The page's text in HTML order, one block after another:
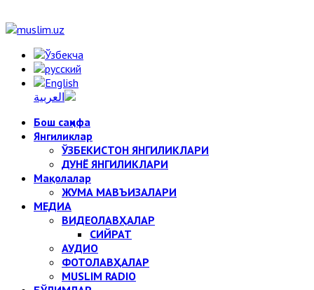
Бош саҳифа
Янгиликлар
ЎЗБЕКИСТОН ЯНГИЛИКЛАРИ
ДУНЁ ЯНГИЛИКЛАРИ
Мақолалар
ЖУМА МАВЪИЗАЛАРИ
МЕДИА
ВИДЕОЛАВҲАЛАР
СИЙРАТ
АУДИО
ФОТОЛАВҲАЛАР
MUSLIM RADIO